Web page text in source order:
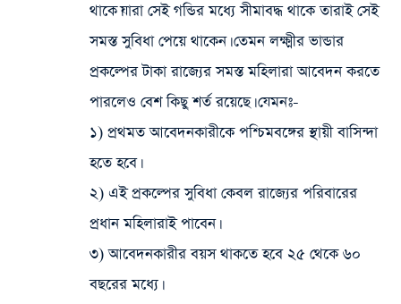
থাকে।যারা সেই গন্ডির মধ্যে সীমাবদ্ধ থাকে তারাই সেই
সমস্ত সুবিধা পেয়ে থাকেন। তেমন লক্ষ্মীর ভান্ডার
প্রকল্পের টাকা রাজ্যের সমস্ত মহিলারা আবেদন করতে
পারলেও বেশ কিছু শর্ত রয়েছে। যেমনঃ-
১) প্রথমত আবেদনকারীকে পশ্চিমবঙ্গের স্থায়ী বাসিন্দা
হতে হবে।
২) এই প্রকল্পের সুবিধা কেবল রাজ্যের পরিবারের
প্রধান মহিলারাই পাবেন।
৩) আবেদনকারীর বয়স থাকতে হবে ২৫ থেকে ৬০
বছরের মধ্যে।